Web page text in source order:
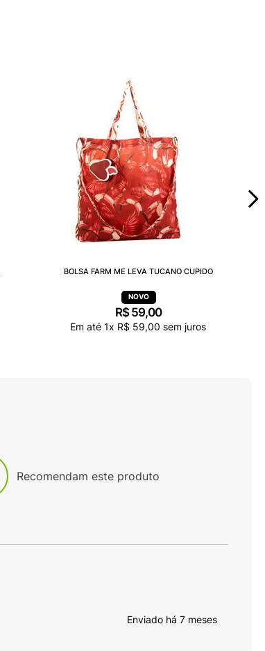
BOLSA FARM ME LEVA TUCANO CUPIDO
R$ 59,00
Em até 1x R$ 59,00 sem juros
Recomendam este produto
Enviado há 7 meses